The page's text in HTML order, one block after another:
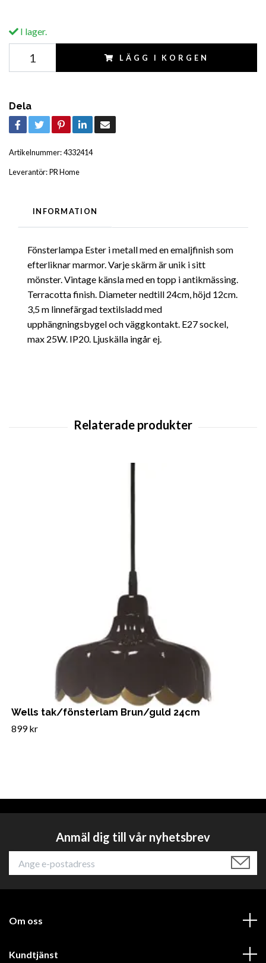
I lager.
LÄGG I KORGEN
Dela
Artikelnummer:4332414
Leverantör:PR Home
INFORMATION
Fönsterlampa Ester i metall med en emaljfinish som
efterliknar marmor. Varje skärm är unik i sitt
mönster. Vintage känsla med en topp i antikmässing.
Terracotta finish. Diameter nedtill 24cm, höjd 12cm.
3,5 m linnefärgad textilsladd med
upphängningsbygel och väggkontakt. E27 sockel,
max 25W. IP20. Ljuskälla ingår ej.
Wells tak/fönsterlam Brun/guld 24cm
899 kr
Anmäl dig till vår nyhetsbrev
Om oss
Kundtjänst